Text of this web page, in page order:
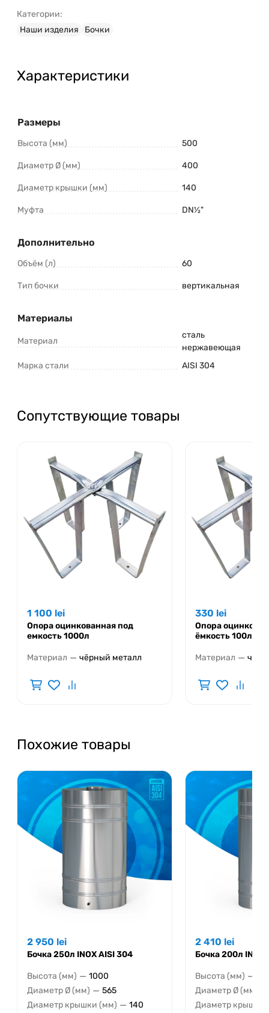
Категории:
Наши изделия
Бочки
Характеристики
Размеры
Высота (мм) 500
Диаметр Ø (мм) 400
Диаметр крышки (мм) 140
Муфта DN½"
Дополнительно
Объём (л) 60
Тип бочки вертикальная
Материалы
Материал
сталь
нержавеющая
Марка стали
AISI 304
Сопутствующие товары
1 100 lei
Опора оцинкованная под
емкость 1000л
Материал — чёрный металл
330 lei
Опора
ёмкость 100л
Материал —
Похожие товары
2 950 lei
Бочка 250л INOX AISI 304
Высота (мм) — 1000
Диаметр Ø (мм) — 565
Диаметр крышки (мм) — 140
2 410 lei
Бочка 200л INOX
Высота (мм) —
Диаметр Ø (мм)
Диаметр крышки